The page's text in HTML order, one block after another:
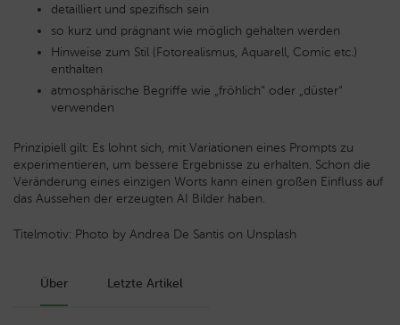
detailliert und spezifisch sein
so kurz und prägnant wie möglich gehalten werden
Hinweise zum Stil (Fotorealismus, Aquarell, Comic etc.)
enthalten
atmosphärische Begriffe wie „fröhlich“ oder „düster“
verwenden
Prinzipiell gilt: Es lohnt sich, mit Variationen eines Prompts zu
experimentieren, um bessere Ergebnisse zu erhalten. Schon die
Veränderung eines einzigen Worts kann einen großen Einfluss auf
das Aussehen der erzeugten AI Bilder haben.
Titelmotiv: Photo by Andrea De Santis on Unsplash
Über Letzte Artikel